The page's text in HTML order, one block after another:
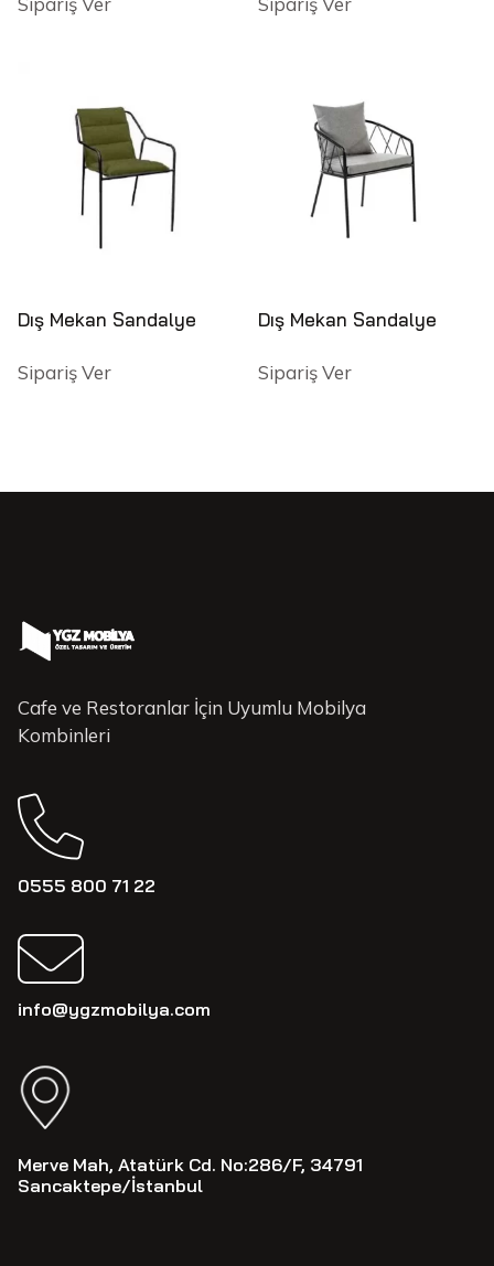
Dış Mekan Sandalye
Sipariş Ver
Dış Mekan Sandalye
Sipariş Ver
Cafe ve Restoranlar İçin Uyumlu Mobilya
Kombinleri
0555 800 71 22
info@ygzmobilya.com
Merve Mah, Atatürk Cd. No:286/F, 34791
Sancaktepe/İstanbul